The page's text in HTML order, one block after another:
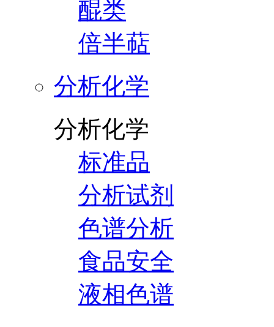
醌类
倍半萜
分析化学
分析化学
标准品
分析试剂
色谱分析
食品安全
液相色谱